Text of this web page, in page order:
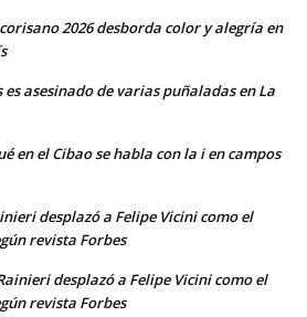
2026 desborda color y alegría en
es asesinado de varias puñaladas en La
en el Cibao se habla con la i en campos
desplazó a Felipe Vicini como el
revista Forbes
desplazó a Felipe Vicini como el
revista Forbes